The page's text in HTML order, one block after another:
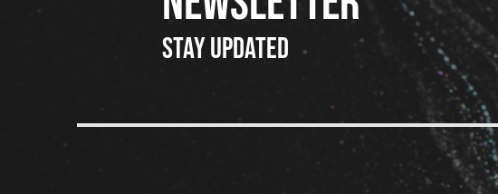
Stay updated